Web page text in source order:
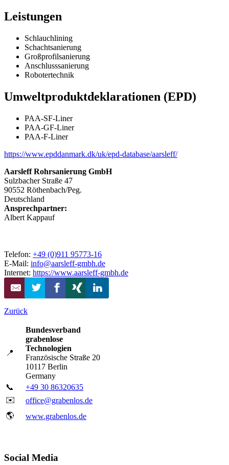
Leistungen
Schlauchlining
Schachtsanierung
Großprofilsanierung
Anschlusssanierung
Robotertechnik
Umweltproduktdeklarationen (EPD)
PAA-SF-Liner
PAA-GF-Liner
PAA-F-Liner
https://www.epddanmark.dk/uk/epd-database/aarsleff/
Aarsleff Rohrsanierung GmbH
Sulzbacher Straße 47
90552 Röthenbach/Peg.
Deutschland
Ansprechpartner:
Albert Kappauf
Telefon: +49 (0)911 95773-16
E-Mail: info@aarsleff-gmbh.de
Internet: https://www.aarsleff-gmbh.de
Zurück
📍
Bundesverband
grabenlose
Technologien
Französische Straße 20
10117 Berlin
Germany
📞
+49 30 86320635
✉️
office@grabenlos.de
🌎
www.grabenlos.de
Social Media